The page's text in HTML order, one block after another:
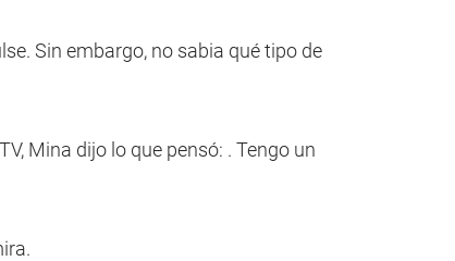
Sin embargo, no sabia qué tipo de
Mina dijo lo que pensó: . Tengo un